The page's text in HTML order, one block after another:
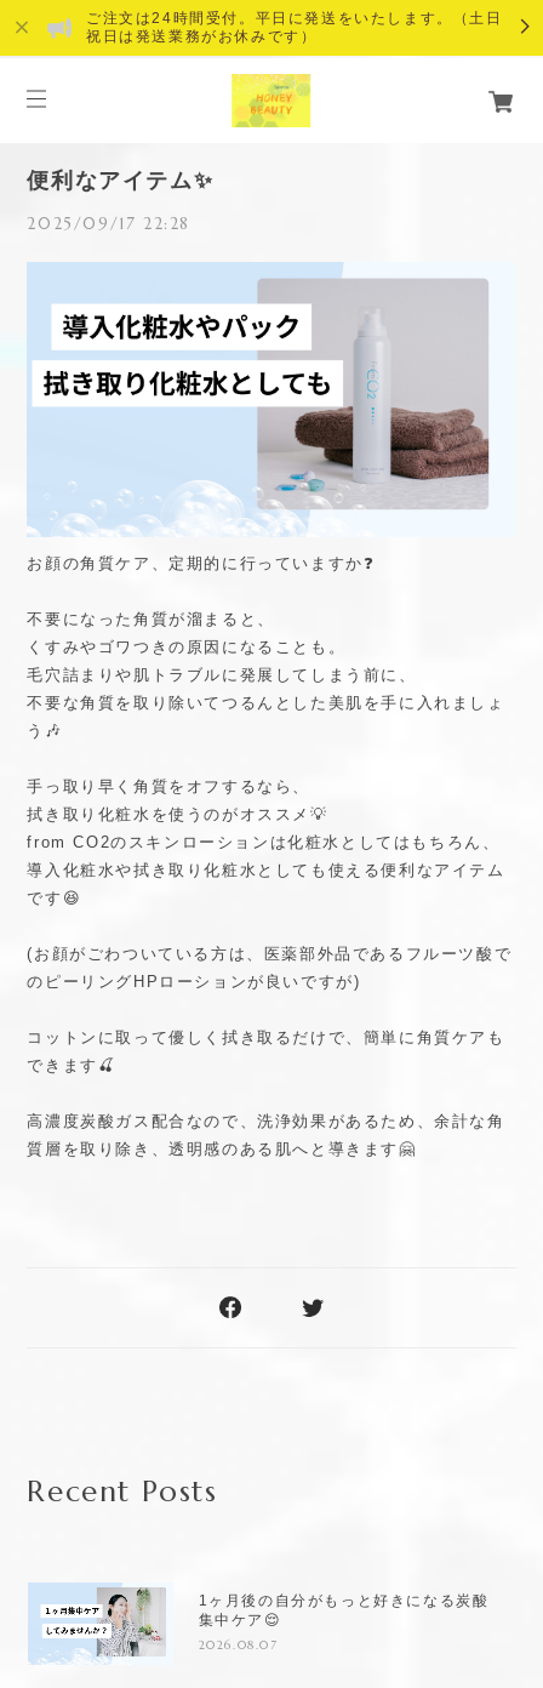
ご注文は24時間受付。平日に発送をいたします。（土日
祝日は発送業務がお休みです）
便利なアイテム✨
2025/09/17 22:28
お顔の角質ケア、定期的に行っていますか❓
不要になった角質が溜まると、
くすみやゴワつきの原因になることも。
毛穴詰まりや肌トラブルに発展してしまう前に、
不要な角質を取り除いてつるんとした美肌を手に入れましょ
う🎶
手っ取り早く角質をオフするなら、
拭き取り化粧水を使うのがオススメ💡
from CO2のスキンローションは化粧水としてはもちろん、
導入化粧水や拭き取り化粧水としても使える便利なアイテム
です😆
(お顔がごわついている方は、医薬部外品であるフルーツ酸で
のピーリングHPローションが良いですが)
コットンに取って優しく拭き取るだけで、簡単に角質ケアも
できます🍒
高濃度炭酸ガス配合なので、洗浄効果があるため、余計な角
質層を取り除き、透明感のある肌へと導きます🤗
Recent Posts
1ヶ月後の自分がもっと好きになる炭酸
集中ケア😌
2026.08.07